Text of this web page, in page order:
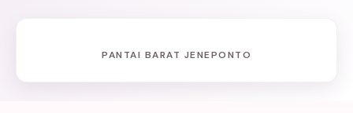
PANTAI BARAT JENEPONTO